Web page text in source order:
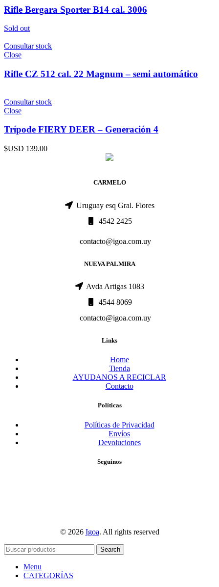
Rifle Bergara Sporter B14 cal. 3006
Sold out
Consultar stock
Close
Rifle CZ 512 cal. 22 Magnum – semi automático
Consultar stock
Close
Trípode FIERY DEER – Generación 4
$USD 139.00
CARMELO
Uruguay esq Gral. Flores
4542 2425
contacto@igoa.com.uy
NUEVA PALMIRA
Avda Artigas 1083
4544 8069
contacto@igoa.com.uy
Links
Home
Tienda
AYUDANOS A RECICLAR
Contacto
Políticas
Políticas de Privacidad
Envíos
Devoluciones
Seguinos
© 2026 Igoa. All rights reserved
Search
Menu
CATEGORÍAS